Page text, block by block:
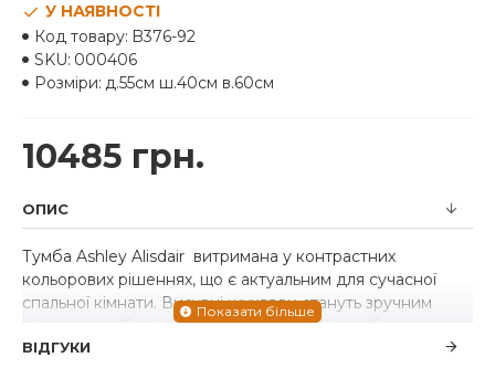
10485 грн.
У НАЯВНОСТІ
Код товару: B376-92
SKU: 000406
Розміри: д.55см ш.40см в.60см
ОПИС
Тумба Ashley Alisdair витримана у контрастних
кольорових рішеннях, що є актуальним для сучасної
спальної кімнати. Висувні шухляди стануть зручним
місцем для зберігання маси потрібних і улюблених
речей. Каркас класичної форми чудово виглядає у
ВІДГУКИ